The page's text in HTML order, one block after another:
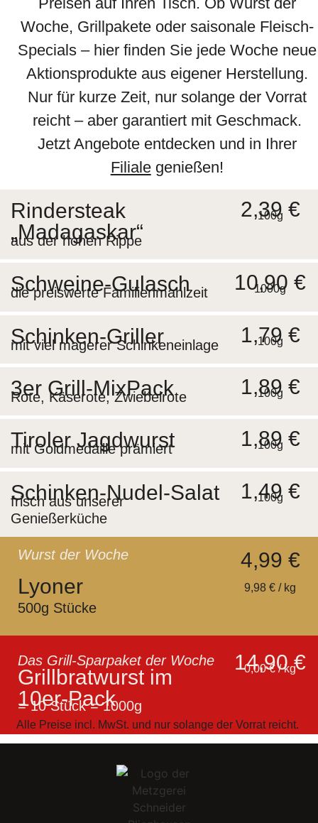
Woche, Grillpakete oder saisonale Fleisch-
Specials – hier finden Sie jede Woche neue
Aktionsprodukte aus eigener Herstellung.
Nur für kurze Zeit, nur solange der Vorrat
reicht – aber garantiert mit Geschmack.
Jetzt Angebote entdecken und in Ihrer
Filialegenießen!
Rindersteak
„Madagaskar“
aus der hohen Rippe
2,39 €
100g
Schweine-Gulasch
die preiswerte Familienmahlzeit 10,90 €
1000g
Schinken-Griller
mit viel magerer Schinkeneinlage 1,79 €
100g
3er Grill-MixPack
Rote, Käserote, Zwiebelrote 1,89 €
100g
Tiroler Jagdwurst
mit Goldmedaille prämiert 1,89 €
100g
Schinken-Nudel-Salat
frisch aus unserer
Genießerküche
1,49 €
100g
Wurst der Woche
Lyoner
500g Stücke
4,99 €
9,98 € / kg
Das Grill-Sparpaket der Woche
Grillbratwurst im
10er-Pack
= 10 Stück = 1000g
14,90 €
0,00 € / kg
Alle Preise incl. MwSt. und nur solange der Vorrat reicht.